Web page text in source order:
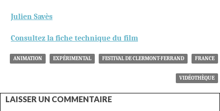
Julien Savès
Consultez la fiche technique du film
ANIMATION EXPÉRIMENTAL FESTIVAL DE CLERMONT-FERRAND FRANCE
VIDÉOTHÈQUE
LAISSER UN COMMENTAIRE